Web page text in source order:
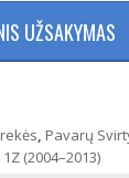
UŽSAKYMAS
, Pavarų
(2004–2013)